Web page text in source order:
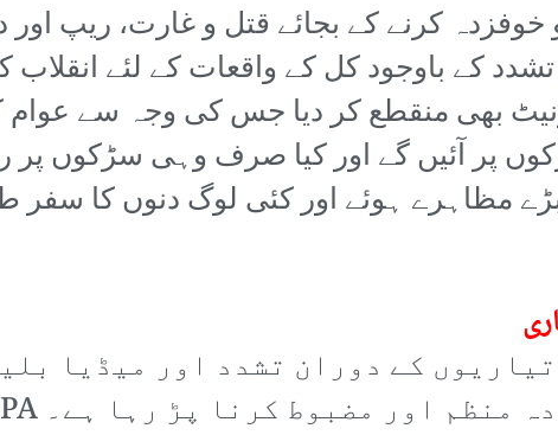
خوفزدہ کرنے کے بجائے قتل و غارت، ریپ
کے باوجود کل کے واقعات کے لئے
بھی منقطع کر دیا جس کی وجہ سے عوام
پر آئیں گے اور کیا صرف وہی سڑکوں پر
مظاہرے ہوئے اور کئی لوگ دنوں کا سفر
کے دوران تشدد اور میڈیا